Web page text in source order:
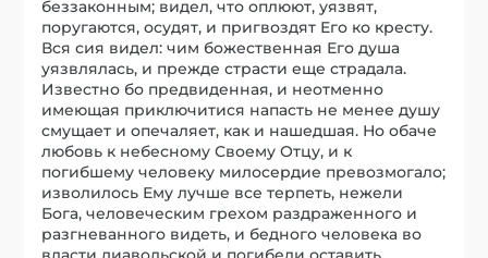
беззаконным; видел, что оплюют, уязвят,
поругаются, осудят, и пригвоздят Его ко кресту.
Вся сия видел: чим божественная Его душа
уязвлялась, и прежде страсти еще страдала.
Известно бо предвиденная, и неотменно
имеющая приключитися напасть не менее душу
смущает и опечаляет, как и нашедшая. Но обаче
любовь к небесному Своему Отцу, и к
погибшему человеку милосердие превозмогало;
изволилось Ему лучше все терпеть, нежели
Бога, человеческим грехом раздраженного и
разгневанного видеть, и бедного человека во